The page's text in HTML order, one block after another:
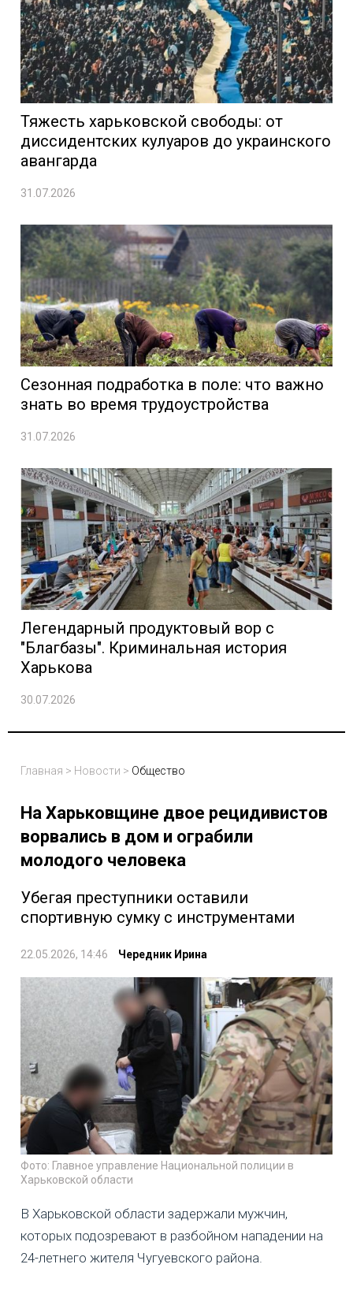
Тяжесть харьковской свободы: от
диссидентских кулуаров до украинского
авангарда
31.07.2026
Сезонная подработка в поле: что важно
знать во время трудоустройства
31.07.2026
Легендарный продуктовый вор с
"Благбазы". Криминальная история
Харькова
30.07.2026
Главная > Новости > Общество
На Харьковщине двое рецидивистов
ворвались в дом и ограбили
молодого человека
Убегая преступники оставили
спортивную сумку с инструментами
22.05.2026, 14:46 Чередник Ирина
Фото: Главное управление Национальной полиции в
Харьковской области
В Харьковской области задержали мужчин,
которых подозревают в разбойном нападении на
24-летнего жителя Чугуевского района.